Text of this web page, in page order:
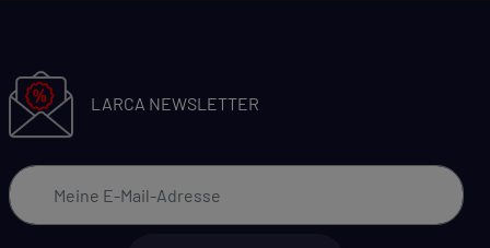
LARCA NEWSLETTER